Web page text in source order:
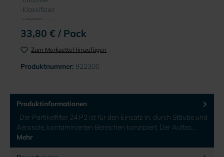
33,80 € / Pack
Zum Merkzettel hinzufügen
Produktnummer: 922300
Produktinformationen
Der Partikelfilter 24 P2 ist für den Einsatz in, durch Stäube und
Aerosole, kontaminierten Bereichen konzipiert. Der Aufba…
Mehr